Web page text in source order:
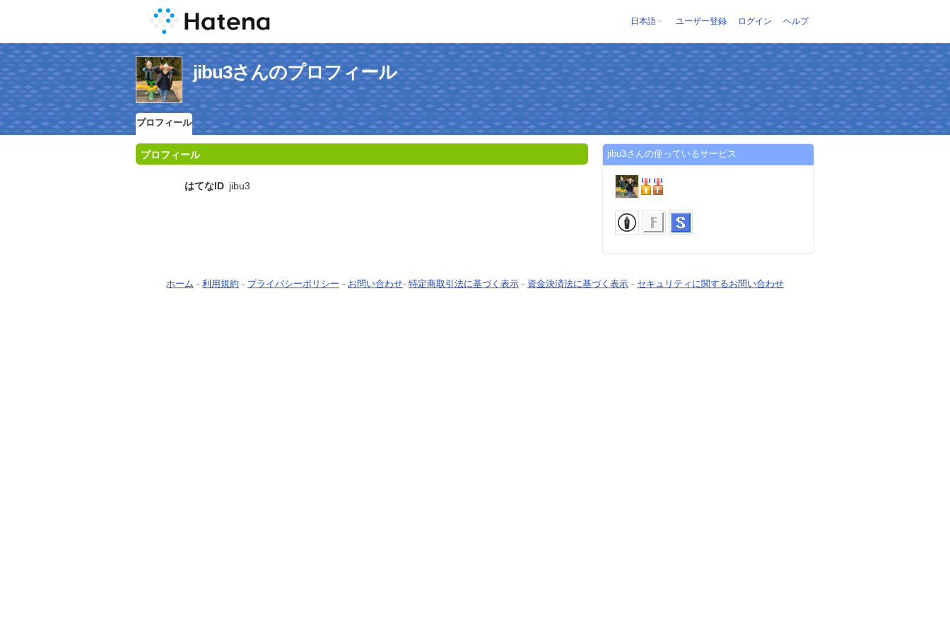
日本語 ユーザー登録 ログイン ヘルプ
jibu3さんのプロフィール
プロフィール
プロフィール
はてなID jibu3
jibu3さんの使っているサービス
ホーム - 利用規約 - プライバシーポリシー - お問い合わせ- 特定商取引法に基づく表示 - 資金決済法に基づく表示 - セキュリティに関するお問い合わせ